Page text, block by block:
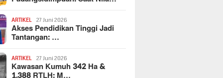
ARTIKEL 27 Juni 2026
Akses Pendidikan Tinggi Jadi
Tantangan: …
ARTIKEL 27 Juni 2026
Kawasan Kumuh 342 Ha &